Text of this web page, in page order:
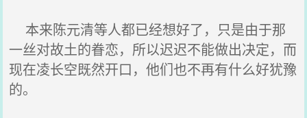
本来陈元清等人都已经想好了，只是由于那
一丝对故土的眷恋，所以迟迟不能做出决定，而
现在凌长空既然开口，他们也不再有什么好犹豫
的。